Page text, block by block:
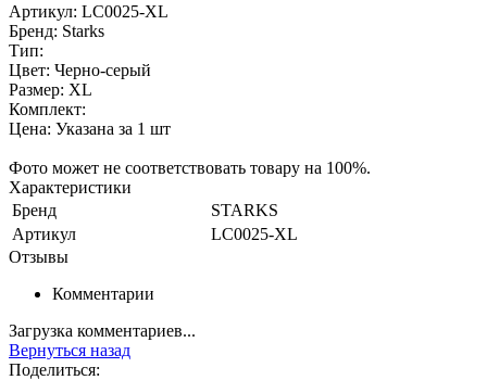
Артикул: LC0025-XL
Бренд: Starks
Тип:
Цвет: Черно-серый
Размер: XL
Комплект:
Цена: Указана за 1 шт
Фото может не соответствовать товару на 100%.
Характеристики
Бренд
STARKS
Артикул
LC0025-XL
Отзывы
Комментарии
Загрузка комментариев...
Вернуться назад
Поделиться: